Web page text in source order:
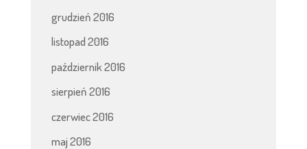
grudzień 2016
listopad 2016
październik 2016
sierpień 2016
czerwiec 2016
maj 2016